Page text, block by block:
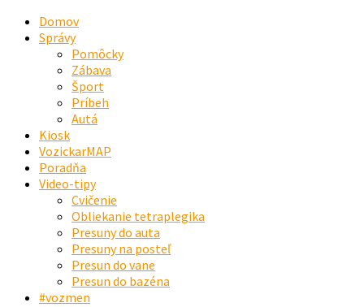
Domov
Správy
Pomôcky
Zábava
Šport
Príbeh
Autá
Kiosk
VozickarMAP
Poradňa
Video-tipy
Cvičenie
Obliekanie tetraplegika
Presuny do auta
Presuny na posteľ
Presun do vane
Presun do bazéna
#vozmen